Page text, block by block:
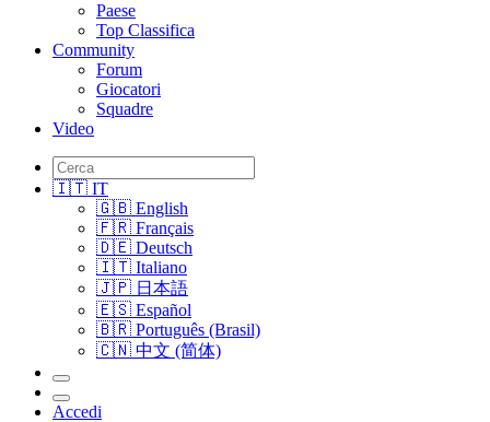
Paese
Top Classifica
Community
Forum
Giocatori
Squadre
Video
🇮🇹 IT
🇬🇧 English
🇫🇷 Français
🇩🇪 Deutsch
🇮🇹 Italiano
🇯🇵 日本語
🇪🇸 Español
🇧🇷 Português (Brasil)
🇨🇳 中文 (简体)
Accedi